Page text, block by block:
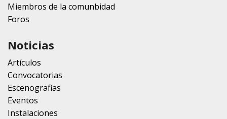
Miembros de la comunbidad
Foros
Noticias
Artículos
Convocatorias
Escenografias
Eventos
Instalaciones